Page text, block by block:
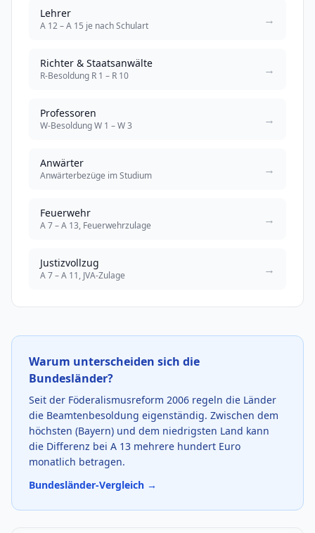
Lehrer
A 12 – A 15 je nach Schulart →
Richter & Staatsanwälte
R-Besoldung R 1 – R 10 →
Professoren
W-Besoldung W 1 – W 3 →
Anwärter
Anwärterbezüge im Studium →
Feuerwehr
A 7 – A 13, Feuerwehrzulage →
Justizvollzug
A 7 – A 11, JVA-Zulage →
Warum unterscheiden sich die
Bundesländer?
Seit der Föderalismusreform 2006 regeln die Länder
die Beamtenbesoldung eigenständig. Zwischen dem
höchsten (Bayern) und dem niedrigsten Land kann
die Differenz bei A 13 mehrere hundert Euro
monatlich betragen.
Bundesländer-Vergleich →